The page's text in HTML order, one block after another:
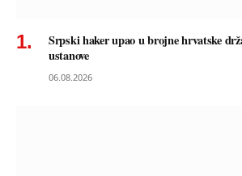
Srpski haker upao u brojne hrvatske
ustanove
06.08.2026